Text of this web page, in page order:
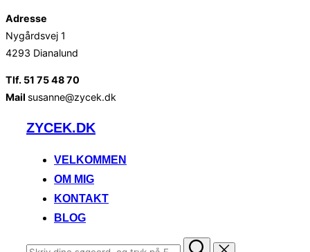
Adresse
Nygårdsvej 1
4293 Dianalund
Tlf. 51 75 48 70
Mail susanne@zycek.dk
VidereZYCEK.DK
VELKOMMEN
OM MIG
KONTAKT
BLOG
Søg